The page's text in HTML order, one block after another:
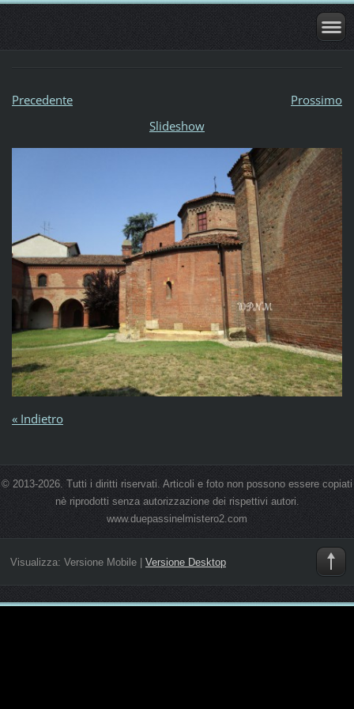
Precedente
Prossimo
Slideshow
« Indietro
© 2013-2026. Tutti i diritti riservati. Articoli e foto non possono essere copiati
nè riprodotti senza autorizzazione dei rispettivi autori.
www.duepassinelmistero2.com
Visualizza: Versione Mobile| Versione Desktop